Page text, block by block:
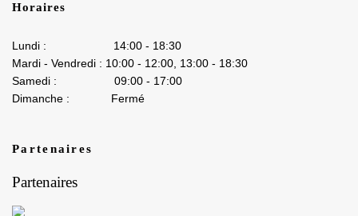
Horaires
Lundi : 14:00 - 18:30
Mardi - Vendredi : 10:00 - 12:00, 13:00 - 18:30
Samedi : 09:00 - 17:00
Dimanche : Fermé
Partenaires
Partenaires